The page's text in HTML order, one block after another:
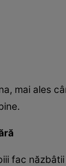
mai ales
fac